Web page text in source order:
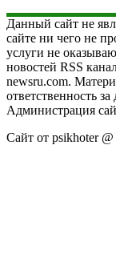
Данный сайт не
сайте ни чего не
услуги не
новостей RSS
newsru.com.
ответственность
Администрация
Сайт от psikhoter